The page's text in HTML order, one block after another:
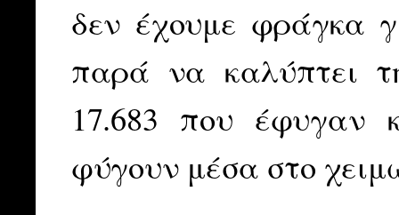
δεν έχουμε φράγκα
παρά να καλύπτει
17.683 που έφυγαν
φύγουν μέσα στο